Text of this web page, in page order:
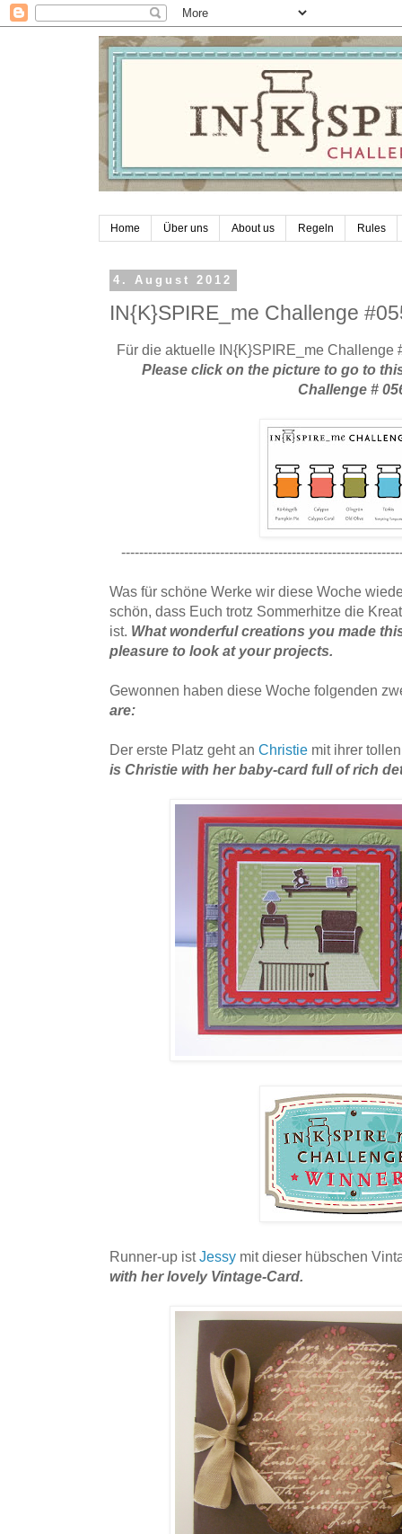
Home Über uns About us Regeln Rules
4. August 2012
IN{K}SPIRE_me Challenge
Für die aktuelle IN{K}SPIRE_me Challenge
Please click on the picture to go to
Challenge #
Was für schöne Werke wir diese Woche
schön, dass Euch trotz Sommerhitze die
ist. What wonderful creations you made
pleasure to look at your projects.
Gewonnen haben diese Woche folgenden
are:
Der erste Platz geht an Christie mit ihrer
is Christie with her baby-card full of rich
Runner-up istJessy mit dieser hübschen
with her lovely Vintage-Card.